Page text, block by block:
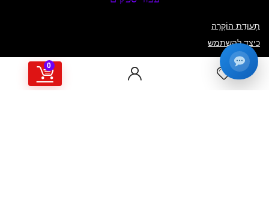
0
תְעוּדַת הוֹקָרָה
כיצד להשתמש
תרמו לנו
קָטָלוֹג